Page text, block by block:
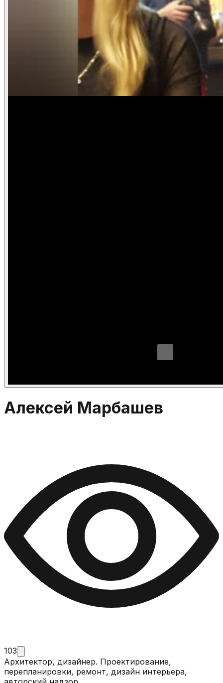
Алексей Марбашев
103
Архитектор, дизайнер. Проектирование,
перепланировки, ремонт, дизайн интерьера,